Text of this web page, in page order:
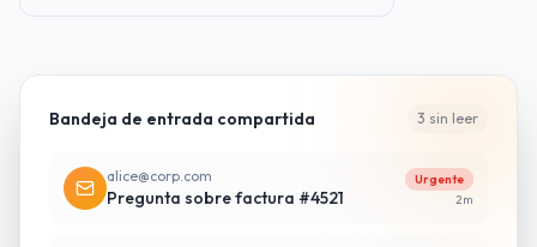
Bandeja de entrada compartida 3 sin leer
alice@corp.com
Pregunta sobre factura #4521
Urgente
2m